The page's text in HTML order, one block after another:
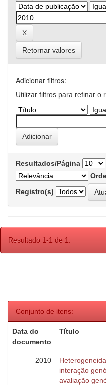
Retornar valores
Adicionar filtros:
Utilizar filtros para refinar o
Resultados/Página
Registro(s)
Resultado 1-1 de 1.
Conjunto de itens:
Data do
documento
Título
2010
interação
avaliação